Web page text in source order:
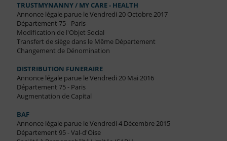
TRUSTMYNANNY / MY CARE - HEALTH
Annonce légale parue le Vendredi 20 Octobre 2017
Département 75 - Paris
Modification de l'Objet Social
Transfert de siège dans le Même Département
Changement de Dénomination
DISTRIBUTION FUNERAIRE
Annonce légale parue le Vendredi 20 Mai 2016
Département 75 - Paris
Augmentation de Capital
BAF
Annonce légale parue le Vendredi 4 Décembre 2015
Département 95 - Val-d'Oise